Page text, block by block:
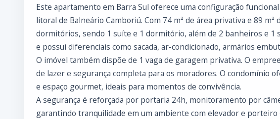
Este apartamento em Barra Sul oferece uma configuração
litoral de Balneário Camboriú. Com 74 m² de área privativa e 89 m²
dormitórios, sendo 1 suíte e 1 dormitório, além de 2 banheiros e 1
e possui diferenciais como sacada, ar-condicionado, armários
O imóvel também dispõe de 1 vaga de garagem privativa. O
de lazer e segurança completa para os moradores. O condomínio
e espaço gourmet, ideais para momentos de convivência.
A segurança é reforçada por portaria 24h, monitoramento por
garantindo tranquilidade em um ambiente com elevador e porteiro